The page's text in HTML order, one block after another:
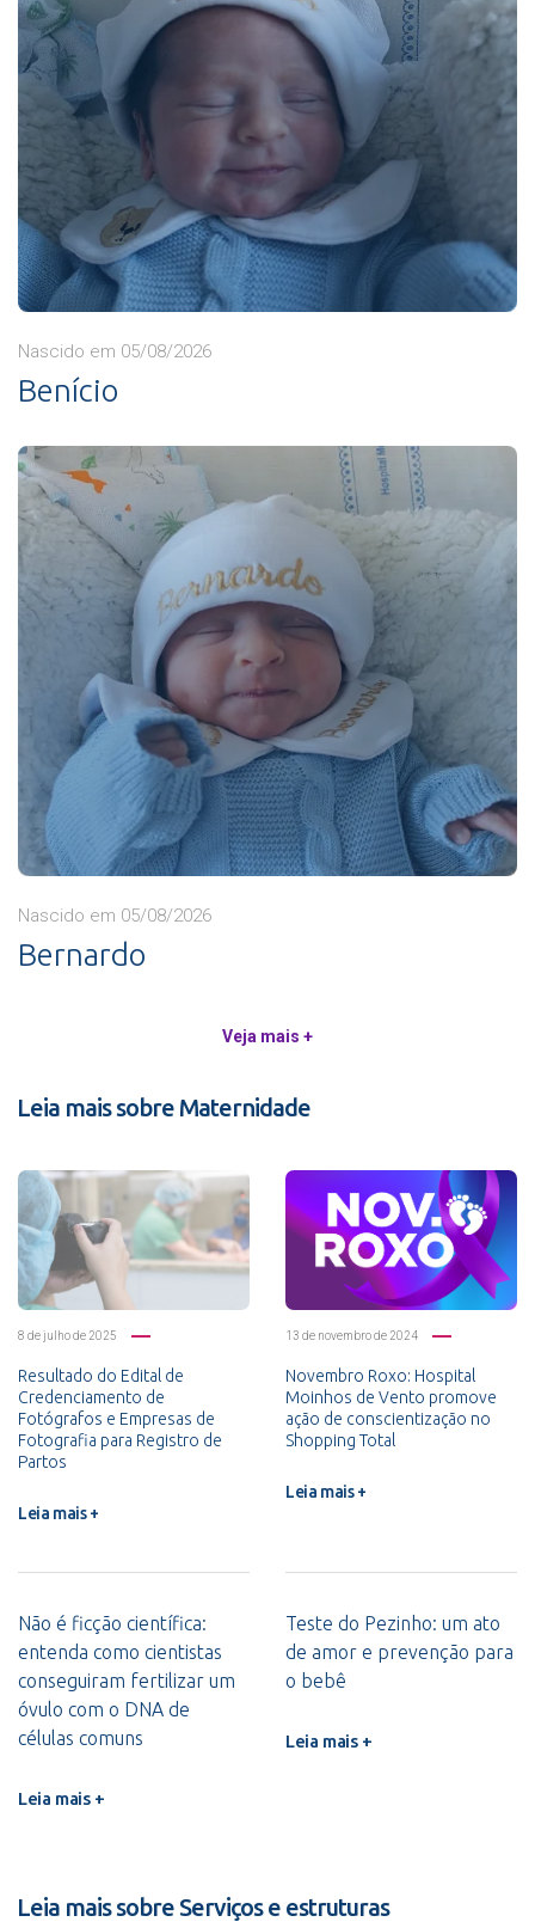
Nascido em 05/08/2026
Benício
Nascido em 05/08/2026
Bernardo
Veja mais +
Leia mais sobre Maternidade
8 de julho de 2025
Resultado do Edital de
Credenciamento de
Fotógrafos e Empresas de
Fotografia para Registro de
Partos
Leia mais +
13 de novembro de 2024
Novembro Roxo: Hospital
Moinhos de Vento promove
ação de conscientização no
Shopping Total
Leia mais +
Não é ficção científica:
entenda como cientistas
conseguiram fertilizar um
óvulo com o DNA de
células comuns
Leia mais +
Teste do Pezinho: um ato
de amor e prevenção para
o bebê
Leia mais +
Leia mais sobre Serviços e estruturas